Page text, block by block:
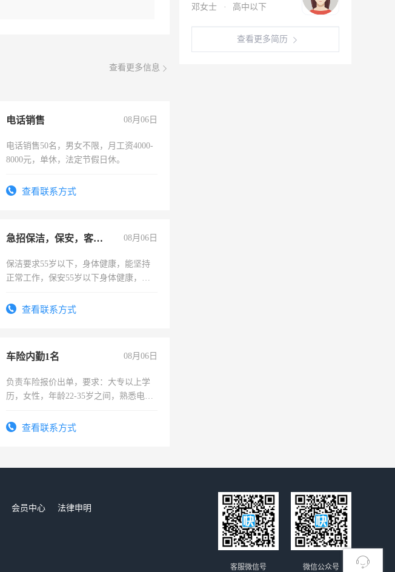
查看更多信息
电话销售 08月06日
电话销售50名，男女不限，月工资4000-
8000元，单休，法定节假日休。
查看联系方式
急招保洁，保安，客服，工程 08月06日
保洁要求55岁以下，身体健康，能坚持
正常工作，保安55岁以下身体健康，有
录，客服要求45岁以下高中以上文化，
查看联系方式
车险内勤1名 08月06日
负责车险报价出单，要求：大专以上学
历，女性，年龄22-35岁之间，熟悉电脑
试用期1-3个月，转正后交纳五险，
查看联系方式
邓女士 · 高中以下
查看更多简历
会员中心
法律申明
微信公众号
客服微信号